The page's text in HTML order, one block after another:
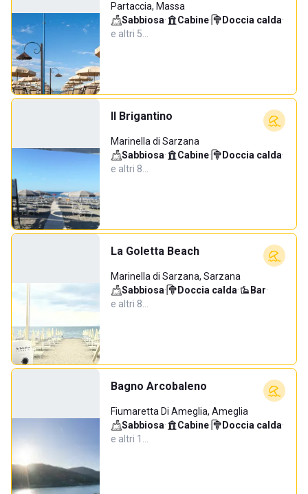
Partaccia, Massa
Sabbiosa· Cabine· Doccia calda·
e altri 5…
Il Brigantino
Marinella di Sarzana
Sabbiosa· Cabine· Doccia calda·
e altri 8…
La Goletta Beach
Marinella di Sarzana, Sarzana
Sabbiosa· Doccia calda· Bar·
e altri 8…
Bagno Arcobaleno
Fiumaretta Di Ameglia, Ameglia
Sabbiosa· Cabine· Doccia calda·
e altri 1…